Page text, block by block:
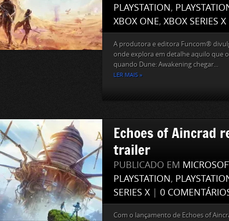
PLAYSTATION,
XBOX ONE, XBOX SERIES X
A produtora e editora Funcom®
onde explora em detalhe aquilo que
quando Dune: Awakening chegar...
LER MAIS »
Echoes of Aincrad
trailer
PUBLICADO EM
PLAYSTATION,
SERIES X
0
Com o lançamento de Echoes of